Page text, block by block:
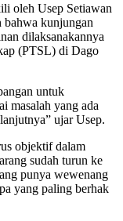
oleh Usep Setiawan
bahwa kunjungan
dilaksanakannya
(PTSL) di Dago
untuk
masalah yang ada
ujar Usep.
objektif dalam
sudah turun ke
punya wewenang
yang paling berhak